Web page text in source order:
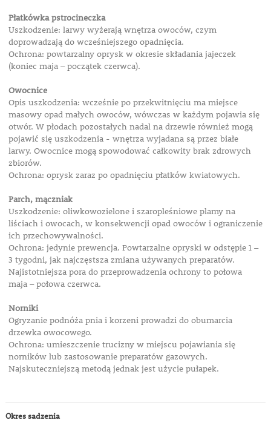
Płatkówka pstrocineczka
Uszkodzenie: larwy wyżerają wnętrza owoców, czym
doprowadzają do wcześniejszego opadnięcia.
Ochrona: powtarzalny oprysk w okresie składania jajeczek
(koniec maja – początek czerwca).
Owocnice
Opis uszkodzenia: wcześnie po przekwitnięciu ma miejsce
masowy opad małych owoców, wówczas w każdym pojawia się
otwór. W płodach pozostałych nadal na drzewie również mogą
pojawić się uszkodzenia - wnętrza wyjadana są przez białe
larwy. Owocnice mogą spowodować całkowity brak zdrowych
zbiorów.
Ochrona: oprysk zaraz po opadnięciu płatków kwiatowych.
Parch, mączniak
Uszkodzenie: oliwkowozielone i szaropleśniowe plamy na
liściach i owocach, w konsekwencji opad owoców i ograniczenie
ich przechowywalności.
Ochrona: jedynie prewencja. Powtarzalne opryski w odstępie 1 –
3 tygodni, jak najczęstsza zmiana używanych preparatów.
Najistotniejsza pora do przeprowadzenia ochrony to połowa
maja – połowa czerwca.
Norniki
Ogryzanie podnóża pnia i korzeni prowadzi do obumarcia
drzewka owocowego.
Ochrona: umieszczenie trucizny w miejscu pojawiania się
norników lub zastosowanie preparatów gazowych.
Najskuteczniejszą metodą jednak jest użycie pułapek.
Okres sadzenia